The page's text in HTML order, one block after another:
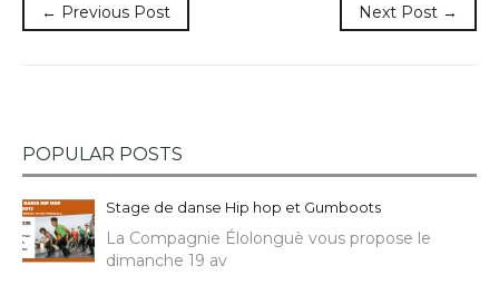
← Previous Post Next Post →
POPULAR POSTS
Stage de danse Hip hop et Gumboots
La Compagnie Élolonguè vous propose le
dimanche 19 av